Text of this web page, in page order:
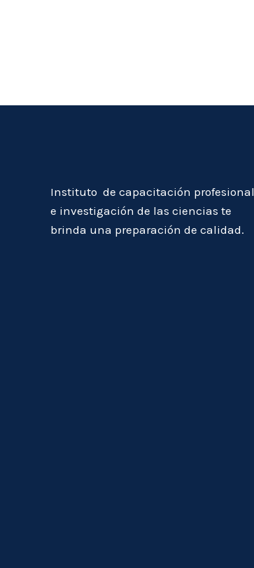
Instituto de capacitación profesional
e investigación de las ciencias te
brinda una preparación de calidad.